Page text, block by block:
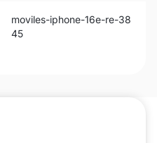
moviles-iphone-16e-re-38
45